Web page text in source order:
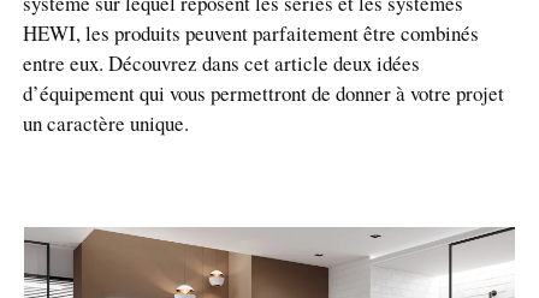
HEWI, les produits peuvent parfaitement être combinés
entre eux. Découvrez dans cet article deux idées
d’équipement qui vous permettront de donner à votre projet
un caractère unique.